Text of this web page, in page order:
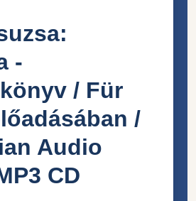
-
/ Für
/
Audio
CD